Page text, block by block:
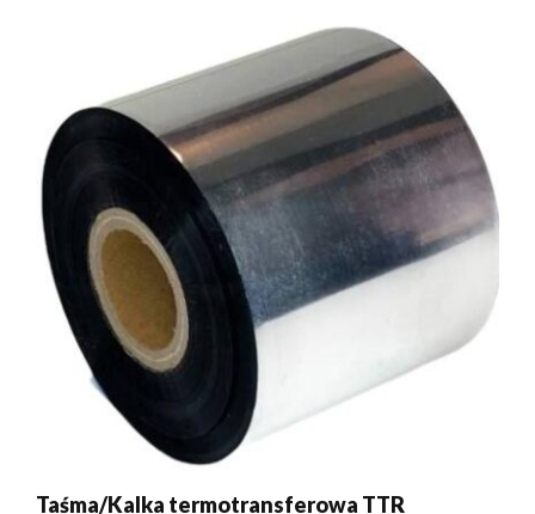
Taśma/Kalka termotransferowa TTR